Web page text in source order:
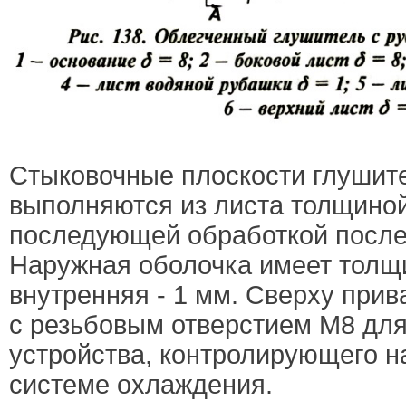
Стыковочные плоскости
выполняются из листа
последующей обработкой
Наружная оболочка имеет
внутренняя - 1 мм. Сверху
с резьбовым отверстием М8
устройства, контролирующего
системе охлаждения.